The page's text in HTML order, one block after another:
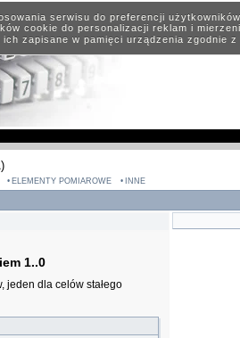
serwisu do preferencji
cookie do personalizacji reklam i
zapisane w pamięci urządzenia zgodnie z
ELEMENTY POMIAROWE INNE
1..0
jeden dla celów stałego